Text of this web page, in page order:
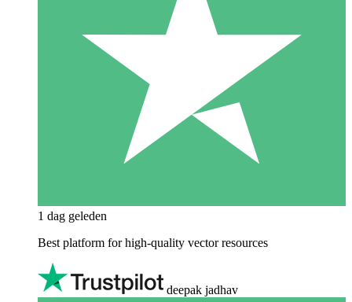
1 dag geleden
Best platform for high-quality vector resources
deepak jadhav